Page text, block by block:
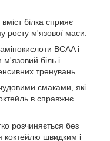
білка сприяє
росту м'язової маси.
BCAA і
м'язовий біль і
тренувань.
смаками, які
в справжнє
розчиняється без
коктейлю швидким і